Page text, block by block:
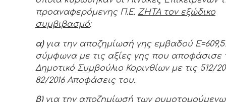
προαναφερόμενης Π.Ε. ΖΗΤΑ τον εξώδικο
συμβιβασμό:
α)για την αποζημίωσή γης εμβαδού
σύμφωνα με τις αξίες γης που αποφάσισε
Δημοτικό Συμβούλιο Κορινθίων με τις 512/
82/2016 Αποφάσεις του.
β)για την αποζημίωσή των